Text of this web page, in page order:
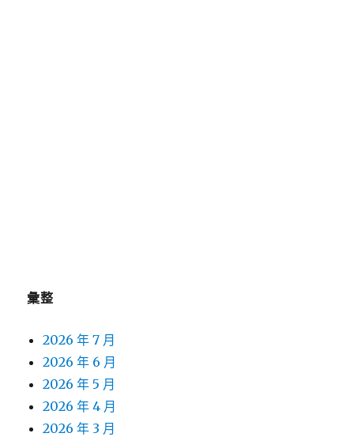
彙整
2026 年 7 月
2026 年 6 月
2026 年 5 月
2026 年 4 月
2026 年 3 月